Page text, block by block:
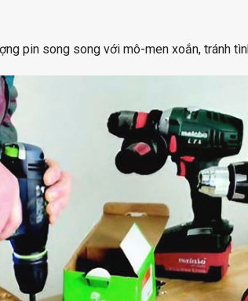
pin song song với mô-men xoắn, tránh